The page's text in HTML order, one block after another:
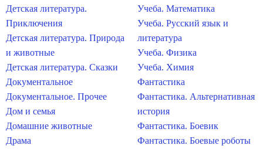
Детская литература.
Приключения
Детская литература. Природа
и животные
Детская литература. Сказки
Документальное
Документальное. Прочее
Дом и семья
Домашние животные
Драма
Учеба. Математика
Учеба. Русский язык и
литература
Учеба. Физика
Учеба. Химия
Фантастика
Фантастика. Альтернативная
история
Фантастика. Боевик
Фантастика. Боевые роботы